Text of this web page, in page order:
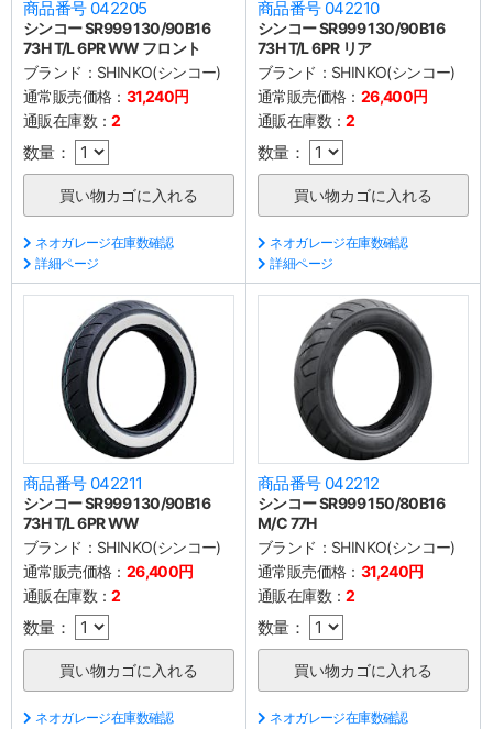
商品番号 042205
シンコー SR999 130/90B16
73H T/L 6PR WW フロント
ブランド： SHINKO(シンコー)
通常販売価格： 31,240円
通販在庫数：2
数量：
ネオガレージ在庫数確認
詳細ページ
商品番号 042210
シンコー SR999 130/90B16
73H T/L 6PR リア
ブランド： SHINKO(シンコー)
通常販売価格： 26,400円
通販在庫数：2
数量：
ネオガレージ在庫数確認
詳細ページ
商品番号 042211
シンコー SR999 130/90B16
73H T/L 6PR WW
ブランド： SHINKO(シンコー)
通常販売価格： 26,400円
通販在庫数：2
数量：
ネオガレージ在庫数確認
商品番号 042212
シンコー SR999 150/80B16
M/C 77H
ブランド： SHINKO(シンコー)
通常販売価格： 31,240円
通販在庫数：2
数量：
ネオガレージ在庫数確認